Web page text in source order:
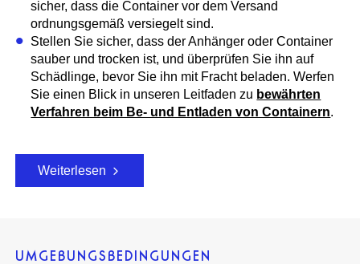
sicher, dass die Container vor dem Versand
ordnungsgemäß versiegelt sind.
Stellen Sie sicher, dass der Anhänger oder Container
sauber und trocken ist, und überprüfen Sie ihn auf
Schädlinge, bevor Sie ihn mit Fracht beladen. Werfen
Sie einen Blick in unseren Leitfaden zu bewährten
Verfahren beim Be- und Entladen von Containern.
Weiterlesen
UMGEBUNGSBEDINGUNGEN